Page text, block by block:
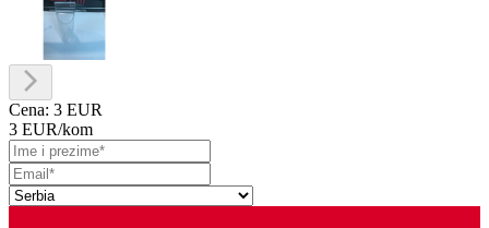
Cena: 3 EUR
3 EUR/kom